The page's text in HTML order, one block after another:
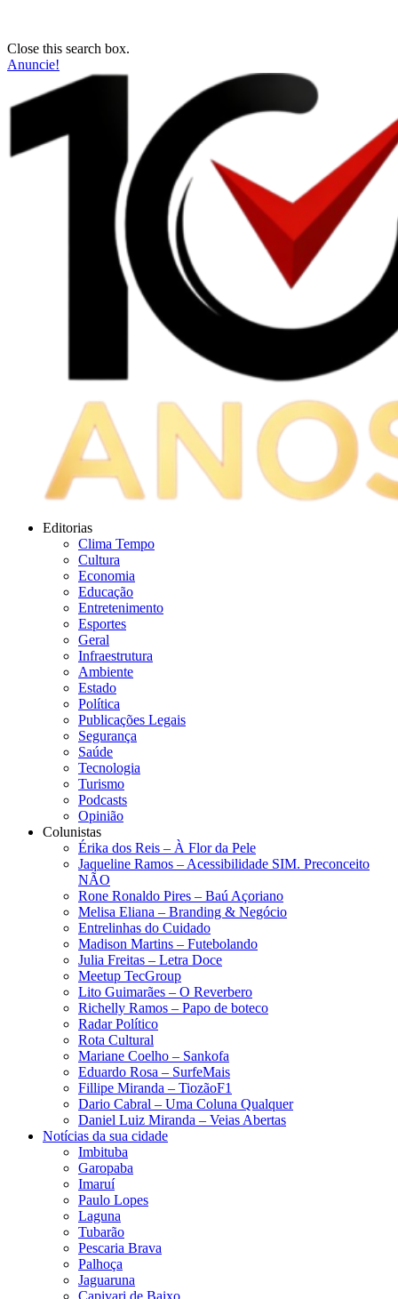
Close this search box.
Anuncie!
Editorias
Clima Tempo
Cultura
Economia
Educação
Entretenimento
Esportes
Geral
Infraestrutura
Ambiente
Estado
Política
Publicações Legais
Segurança
Saúde
Tecnologia
Turismo
Podcasts
Opinião
Colunistas
Érika dos Reis​ – À Flor da Pele
Jaqueline Ramos – Acessibilidade SIM. Preconceito
NÃO
Rone Ronaldo Pires – Baú Açoriano
Melisa Eliana – Branding & Negócio
Entrelinhas do Cuidado
Madison Martins – Futebolando
Julia Freitas​ – Letra Doce
Meetup TecGroup
Lito Guimarães – O Reverbero
Richelly Ramos​ – Papo de boteco
Radar Político
Rota Cultural
Mariane Coelho – Sankofa
Eduardo Rosa​ – SurfeMais
Fillipe Miranda – TiozãoF1
Dario Cabral – Uma Coluna Qualquer
Daniel Luiz Miranda – Veias Abertas
Notícias da sua cidade
Imbituba
Garopaba
Imaruí
Paulo Lopes
Laguna
Tubarão
Pescaria Brava
Palhoça
Jaguaruna
Capivari de Baixo